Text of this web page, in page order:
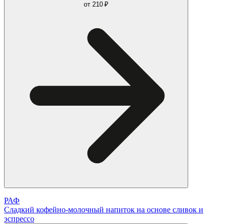
от 210 ₽
РАФ
Сладкий кофейно-молочный напиток на основе сливок и
эспрессо